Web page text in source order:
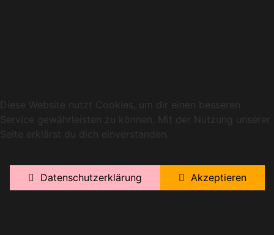
Diese Website nutzt Cookies, um dir einen besseren
Service gewährleisten zu können. Mit der Nutzung unserer
Seite erklärst du dich einverstanden.
Datenschutzerklärung Akzeptieren